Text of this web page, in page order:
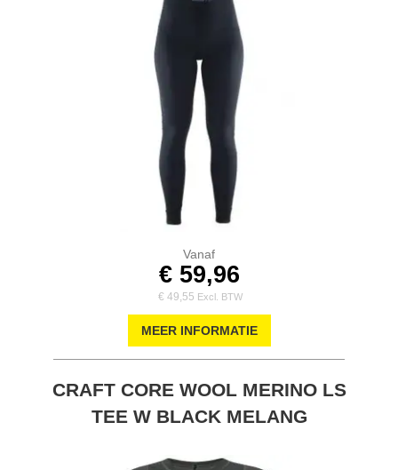
Vanaf
€ 59,96
€ 49,55
MEER INFORMATIE
CRAFT CORE WOOL MERINO LS
TEE W BLACK MELANG